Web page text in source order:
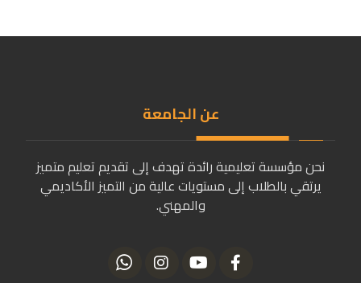
عن الجامعة
نحن مؤسسة تعليمية رائدة تهدف إلى تقديم تعليم متميز
يرتقي بالطلاب إلى مستويات عالية من التميز الأكاديمي
والمهني.